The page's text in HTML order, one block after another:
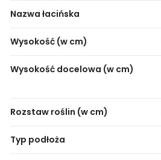
Nazwa łacińska
Wysokość (w cm)
Wysokość docelowa (w cm)
Rozstaw roślin (w cm)
Typ podłoża